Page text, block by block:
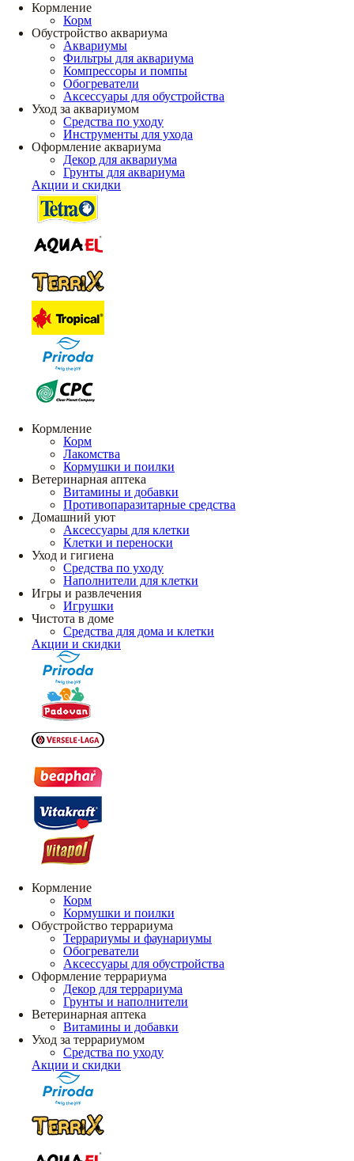
Кормление
Корм
Обустройство аквариума
Аквариумы
Фильтры для аквариума
Компрессоры и помпы
Обогреватели
Аксессуары для обустройства
Уход за аквариумом
Средства по уходу
Инструменты для ухода
Оформление аквариума
Декор для аквариума
Грунты для аквариума
Акции и скидки
Кормление
Корм
Лакомства
Кормушки и поилки
Ветеринарная аптека
Витамины и добавки
Противопаразитарные средства
Домашний уют
Аксессуары для клетки
Клетки и переноски
Уход и гигиена
Средства по уходу
Наполнители для клетки
Игры и развлечения
Игрушки
Чистота в доме
Средства для дома и клетки
Акции и скидки
Кормление
Корм
Кормушки и поилки
Обустройство террариума
Террариумы и фаунариумы
Обогреватели
Аксессуары для обустройства
Оформление террариума
Декор для террариума
Грунты и наполнители
Ветеринарная аптека
Витамины и добавки
Уход за террариумом
Средства по уходу
Акции и скидки